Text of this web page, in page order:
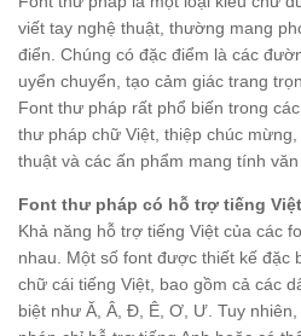
viết tay nghệ thuật, thường mang
điển. Chúng có đặc điểm là các
uyển chuyển, tạo cảm giác trang
Font thư pháp rất phổ biến trong
thư pháp chữ Việt, thiệp chúc
thuật và các ấn phẩm mang tính văn
Font thư pháp có hỗ trợ tiếng
Khả năng hỗ trợ tiếng Việt của các
nhau. Một số font được thiết kế đặc
chữ cái tiếng Việt, bao gồm cả các
biệt như Ă, Â, Đ, Ê, Ơ, Ư. Tuy